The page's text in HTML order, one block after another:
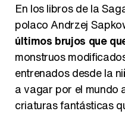
En los libros de la
polaco Andrzej
últimos brujos que
monstruos
entrenados desde la
a vagar por el mundo
criaturas fantásticas